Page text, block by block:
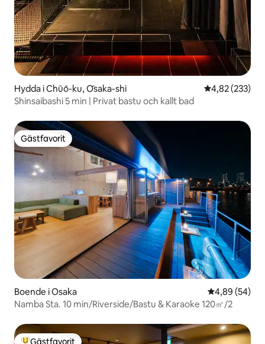
Hydda i Chūō-ku, Ōsaka-shi 4,82 av 5 i
4,82 (233)
Shinsaibashi 5 min | Privat bastu och kallt bad
Gästfavorit
Gästfavorit
Boende i Osaka 4,89 av 5 i
4,89 (54)
Namba Sta. 10 min/Riverside/Bastu & Karaoke 120㎡/2
Gästfavorit